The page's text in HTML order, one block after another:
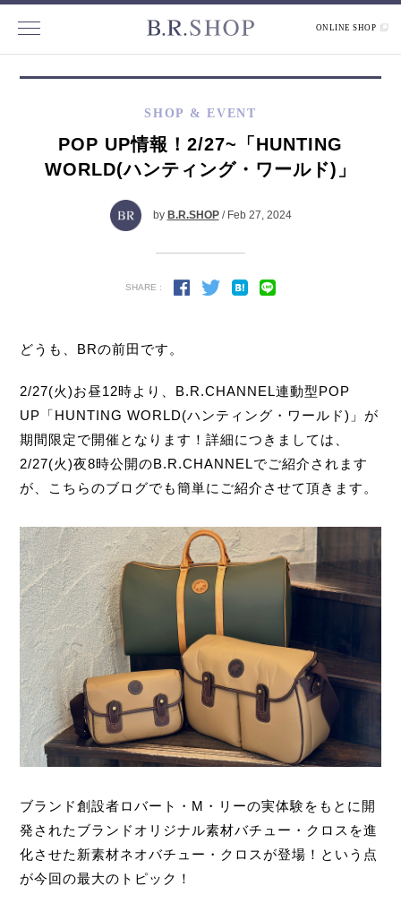
ONLINE SHOP
SHOP & EVENT
POP UP情報！2/27~「HUNTING
WORLD(ハンティング・ワールド)」
by B.R.SHOP/ Feb 27, 2024
SHARE :
どうも、BRの前田です。
2/27(火)お昼12時より、B.R.CHANNEL連動型POP
UP「HUNTING WORLD(ハンティング・ワールド)」が
期間限定で開催となります！詳細につきましては、
2/27(火)夜8時公開のB.R.CHANNELでご紹介されます
が、こちらのブログでも簡単にご紹介させて頂きます。
ブランド創設者ロバート・M・リーの実体験をもとに開
発されたブランドオリジナル素材バチュー・クロスを進
化させた新素材ネオバチュー・クロスが登場！という点
が今回の最大のトピック！